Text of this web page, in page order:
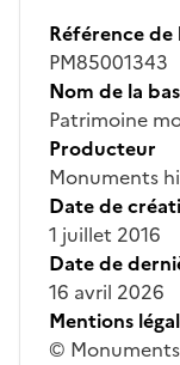
Référence
PM85001343
Nom de la
Patrimoine
Producteur
Monuments
Date de
1 juillet 2016
Date de
16 avril 2026
Mentions
©